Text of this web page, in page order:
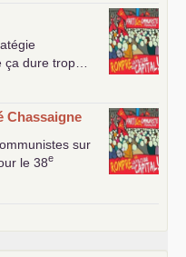
ça dure trop…
Chassaigne
sur
le 38e